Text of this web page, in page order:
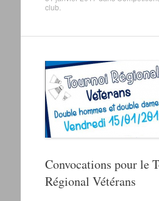
club
Convocations pour le
Régional Vétérans